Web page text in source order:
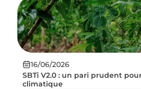
SBTi V2.0 : un pari prudent
climatique
16/06/2026